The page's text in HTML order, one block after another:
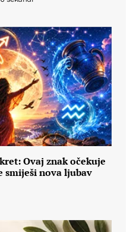
Ovaj znak očekuje
smiješi nova ljubav